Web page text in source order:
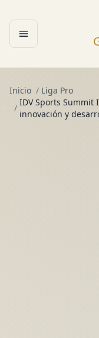
Abrir menú
Inicio / Liga Pro
/
IDV Sports Summit
innovación y